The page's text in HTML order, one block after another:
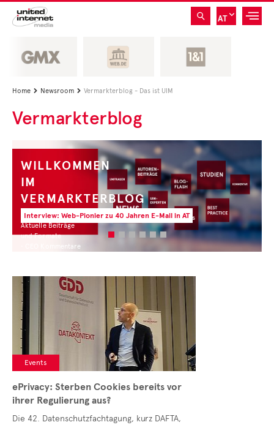
AT
Home  Newsroom  Vermarkterblog - Das ist UIM
Vermarkterblog
WILLKOMMEN
IM
VERMARKTERBLOG
Aktuelle Beiträge
und Formate
• CEO Kommentare
Cases
• Themen-Serien
• Kurzinterviews
Interview: Web-Pionier zu 40 Jahren E-Mail in AT
Events
ePrivacy: Sterben Cookies bereits vor
ihrer Regulierung aus?
Die 42. Datenschutzfachtagung, kurz DAFTA,